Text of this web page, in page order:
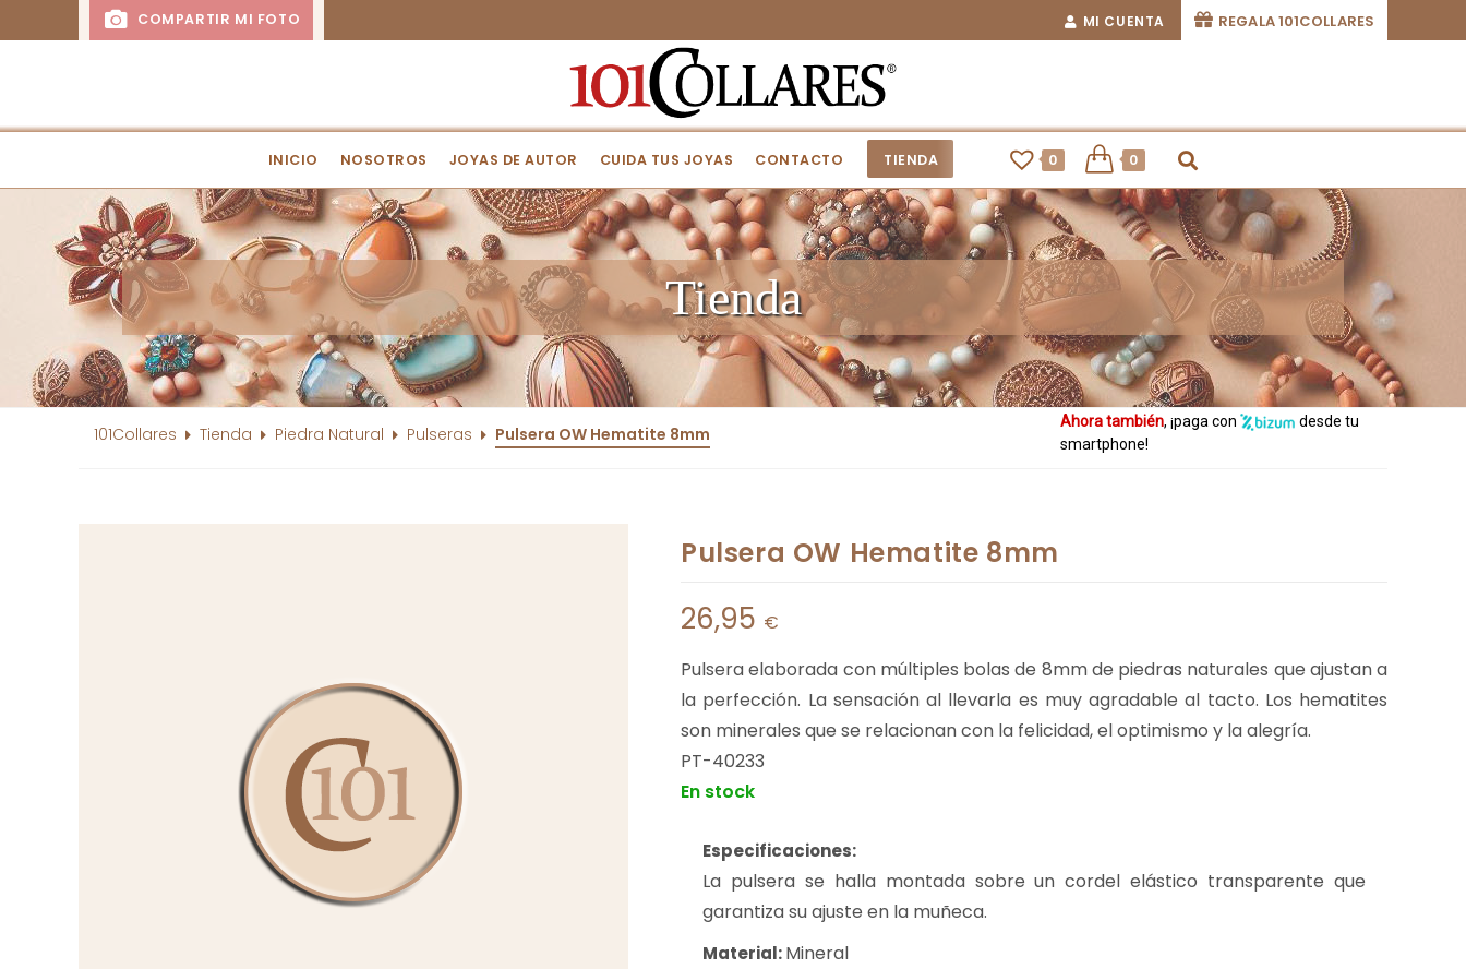
MI CUENTA REGALA 101COLLARES
COMPARTIR MI FOTO
INICIO NOSOTROS JOYAS DE AUTOR CUIDA TUS JOYAS CONTACTO TIENDA 0 0
Tienda
101Collares Tienda Piedra Natural Pulseras Pulsera OW Hematite 8mm
Ahora también, ¡paga con
desde tu
smartphone!
Pulsera OW Hematite 8mm
26,95 €
Pulsera elaborada con múltiples bolas de 8mm de piedras naturales que ajustan a
la perfección. La sensación al llevarla es muy agradable al tacto. Los hematites
son minerales que se relacionan con la felicidad, el optimismo y la alegría.
PT-40233
En stock
Especificaciones:
La pulsera se halla montada sobre un cordel elástico transparente que
garantiza su ajuste en la muñeca.
Material:Mineral